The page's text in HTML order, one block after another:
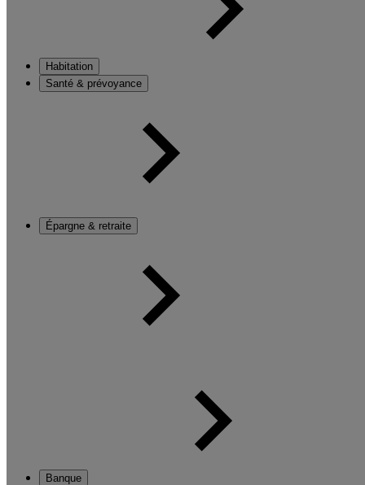
Habitation
Santé & prévoyance
Épargne & retraite
Banque